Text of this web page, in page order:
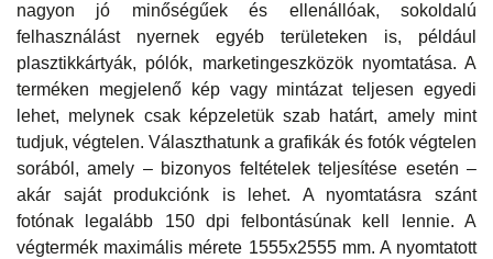
nagyon jó minőségűek és ellenállóak, sokoldalú
felhasználást nyernek egyéb területeken is, például
plasztikkártyák, pólók, marketingeszközök nyomtatása. A
terméken megjelenő kép vagy mintázat teljesen egyedi
lehet, melynek csak képzeletük szab határt, amely mint
tudjuk, végtelen. Választhatunk a grafikák és fotók végtelen
sorából, amely – bizonyos feltételek teljesítése esetén –
akár saját produkciónk is lehet. A nyomtatásra szánt
fotónak legalább 150 dpi felbontásúnak kell lennie. A
végtermék maximális mérete 1555x2555 mm. A nyomtatott